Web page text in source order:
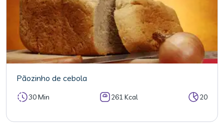
Pãozinho de cebola
30 Min 261 Kcal 20